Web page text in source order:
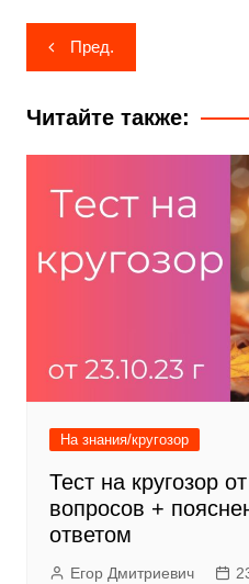
Навигация
по
записям
Пред.
Читайте также:
На знания/кругозор
Тест на кругозор
вопросов +
ответом
Егор Дмитриевич